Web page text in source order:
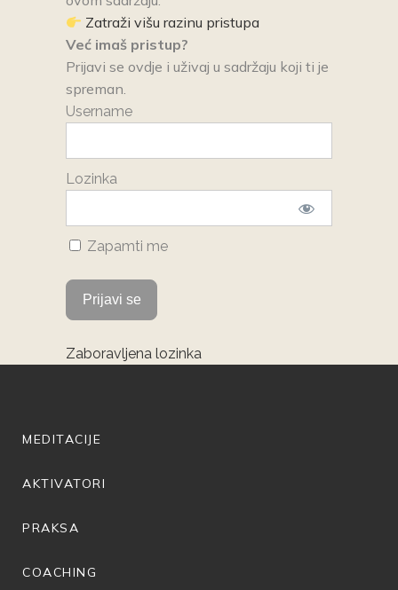
Zatraži višu razinu pristupa
Već imaš pristup?
Prijavi se ovdje i uživaj u sadržaju koji ti je
spreman.
Username
Lozinka
Zapamti me
Zaboravljena lozinka
MEDITACIJE
AKTIVATORI
PRAKSA
COACHING